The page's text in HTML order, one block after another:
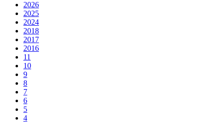
2026
2025
2024
2018
2017
2016
11
10
9
8
7
6
5
4